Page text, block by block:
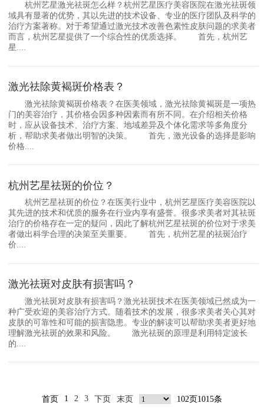
杭州艺星激光祛斑怎么样？杭州艺星医疗美容医院在激光祛斑领
域具有显著的优势，其以先进的技术设备、专业的医疗团队及科学的
治疗方案著称。对于希望通过激光技术改善色素性皮肤问题的求美者
而言，杭州艺星提供了一个综合性的优质选择。 首先，杭州艺
星....
激光祛除黄褐斑价格表？
激光祛除黄褐斑价格表？在医美领域，激光祛除黄褐斑是一项热
门的美容治疗，其价格会因多种因素而有所不同。在介绍相关价格
时，应从设备技术、治疗方案、地域差异及个体化需求等多角度分
析，帮助求美者做出明智的决策。 首先，激光设备的选择是影响
价格....
杭州艺星祛斑的价位？
杭州艺星祛斑的价位？在医美行业中，杭州艺星医疗美容医院以
其先进的技术和优质的服务在行业内享有盛誉。很多求美者对其祛斑
治疗的价格存在一定的疑问，因此了解杭州艺星祛斑的价位对于求美
者做出科学合理的决策至关重要。 首先，杭州艺星的祛斑治疗
价....
激光祛斑对皮肤有损害吗？
激光祛斑对皮肤有损害吗？激光祛斑技术在医美领域已然成为一
种广受欢迎的美容治疗方式。随着技术的发展，很多求美者关心其对
皮肤的可靠性和可能的损害隐患。专业的解读可以帮助求美者更好地
理解激光祛斑的效果和风险。 激光祛斑的原理是利用特定波长
的....
首页 1 2 3 下页 末页 102页1015条